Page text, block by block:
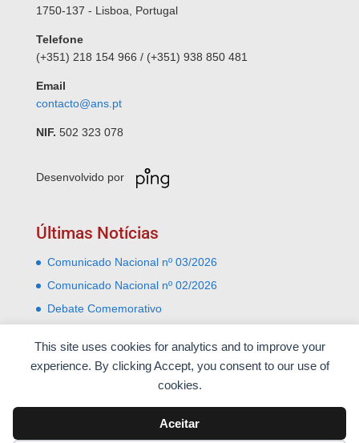
This site uses cookies for analytics and to improve your
experience. By clicking Accept, you consent to our use of
cookies.
Aceitar
1750-137 - Lisboa, Portugal
Telefone
(+351) 218 154 966 / (+351) 938 850 481
Email
contacto@ans.pt
NIF. 502 323 078
Desenvolvido por
Últimas Notícias
Comunicado Nacional nº 03/2026
Comunicado Nacional nº 02/2026
Debate Comemorativo
Almoço comemorativo do 52º aniversário do 25 de
Abril